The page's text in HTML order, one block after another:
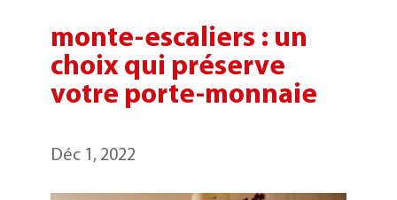
monte-escaliers : un
choix qui préserve
votre porte-monnaie
Déc 1, 2022